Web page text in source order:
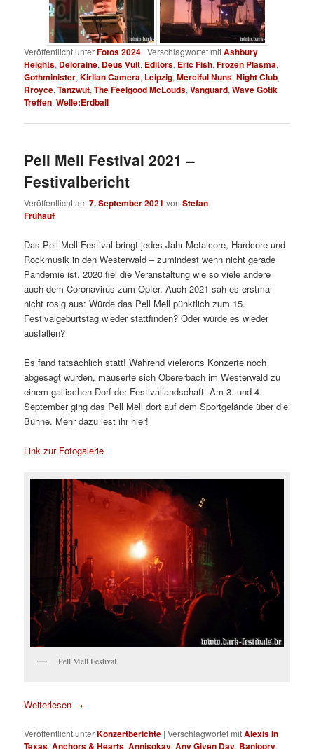
Veröffentlicht unterFotos 2024 |Verschlagwortet mitAshbury
Heights, Deloraine, Deus Vult, Editors, Eric Fish,Frozen Plasma,
Gothminister,Kirlian Camera, Leipzig,Merciful Nuns,Night Club,
Rroyce,Tanzwut,The Feelgood McLouds,Vanguard,Wave Gotik
Treffen,Welle:Erdball
Pell Mell Festival 2021 –
Festivalbericht
Veröffentlicht am7. September 2021 vonStefan
Frühauf
Das Pell Mell Festival bringt jedes Jahr Metalcore, Hardcore und
Rockmusik in den Westerwald – zumindest wenn nicht gerade
Pandemie ist. 2020 fiel die Veranstaltung wie so viele andere
auch dem Coronavirus zum Opfer. Auch 2021 sah es erstmal
nicht rosig aus: Würde das Pell Mell pünktlich zum 15.
Festivalgeburtstag wieder stattfinden? Oder würde es wieder
ausfallen?
Es fand tatsächlich statt! Während vielerorts Konzerte noch
abgesagt wurden, mauserte sich Obererbach im Westerwald zu
einem gallischen Dorf der Festivallandschaft. Am 3. und 4.
September ging das Pell Mell dort auf dem Sportgelände über die
Bühne. Mehr dazu lest ihr hier!
Link zur Fotogalerie
Pell Mell Festival
Weiterlesen →
Veröffentlicht unterKonzertberichte |Verschlagwortet mitAlexis In
Texas,Anchors & Hearts,Annisokay,Any Given Day, Banjoory,